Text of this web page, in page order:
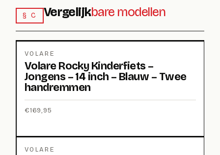
§ C Vergelijkbare modellen
VOLARE
Volare Rocky Kinderfiets –
Jongens – 14 inch – Blauw – Twee
handremmen
€169,95
VOLARE